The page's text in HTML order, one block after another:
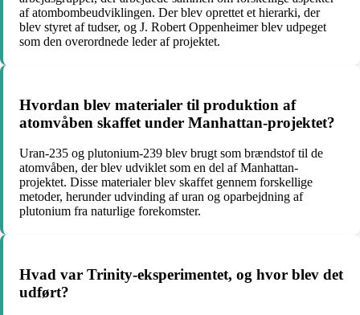
af atombombeudviklingen. Der blev oprettet et hierarki, der
blev styret af tudser, og J. Robert Oppenheimer blev udpeget
som den overordnede leder af projektet.
Hvordan blev materialer til produktion af
atomvåben skaffet under Manhattan-projektet?
Uran-235 og plutonium-239 blev brugt som brændstof til de
atomvåben, der blev udviklet som en del af Manhattan-
projektet. Disse materialer blev skaffet gennem forskellige
metoder, herunder udvinding af uran og oparbejdning af
plutonium fra naturlige forekomster.
Hvad var Trinity-eksperimentet, og hvor blev det
udført?